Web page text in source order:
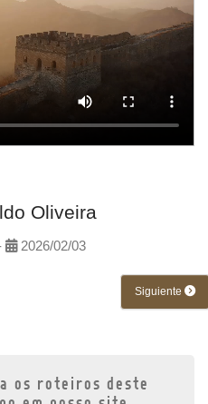
Oliveira
2026/02/03
Siguiente
os roteiros deste